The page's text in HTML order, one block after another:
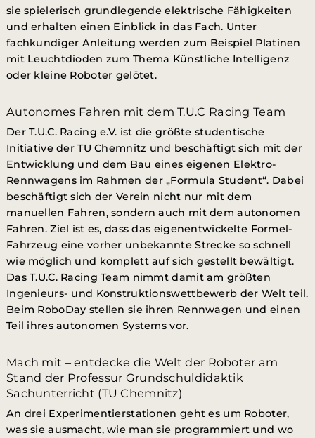
sie spielerisch grundlegende elektrische Fähigkeiten
und erhalten einen Einblick in das Fach. Unter
fachkundiger Anleitung werden zum Beispiel Platinen
mit Leuchtdioden zum Thema Künstliche Intelligenz
oder kleine Roboter gelötet.
Autonomes Fahren mit dem T.U.C Racing Team
Der T.U.C. Racing e.V. ist die größte studentische
Initiative der TU Chemnitz und beschäftigt sich mit der
Entwicklung und dem Bau eines eigenen Elektro-
Rennwagens im Rahmen der „Formula Student“. Dabei
beschäftigt sich der Verein nicht nur mit dem
manuellen Fahren, sondern auch mit dem autonomen
Fahren. Ziel ist es, dass das eigenentwickelte Formel-
Fahrzeug eine vorher unbekannte Strecke so schnell
wie möglich und komplett auf sich gestellt bewältigt.
Das T.U.C. Racing Team nimmt damit am größten
Ingenieurs- und Konstruktionswettbewerb der Welt teil.
Beim RoboDay stellen sie ihren Rennwagen und einen
Teil ihres autonomen Systems vor.
Mach mit – entdecke die Welt der Roboter am
Stand der Professur Grundschuldidaktik
Sachunterricht (TU Chemnitz)
An drei Experimentierstationen geht es um Roboter,
was sie ausmacht, wie man sie programmiert und wo